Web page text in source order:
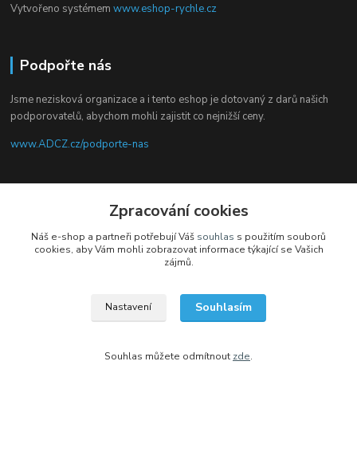
Vytvořeno systémemwww.eshop-rychle.cz
Podpořte nás
Jsme nezisková organizace a i tento eshop je dotovaný z darů našich
podporovatelů, abychom mohli zajistit co nejnižší ceny.
www.ADCZ.cz/podporte-nas
Sledujte nás na facebooku
Zpracování cookies
Náš e-shop a partneři potřebují Váš souhlas s použitím souborů
cookies, aby Vám mohli zobrazovat informace týkající se Vašich
zájmů.
Nastavení Souhlasím
Souhlas můžete odmítnout zde.